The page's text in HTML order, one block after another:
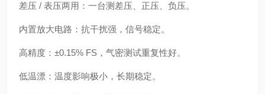
差压 / 表压两用：一台测差压、正压、负压。
内置放大电路：抗干扰强，信号稳定。
高精度：±0.15% FS，气密测试重复性好。
低温漂：温度影响极小，长期稳定。